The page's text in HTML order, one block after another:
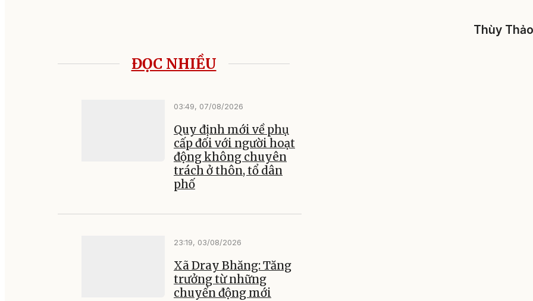
Thùy Thảo
ĐỌC NHIỀU
03:49, 07/08/2026
Quy định mới về phụ
cấp đối với người hoạt
động không chuyên
trách ở thôn, tổ dân
phố
23:19, 03/08/2026
Xã Dray Bhăng: Tăng
trưởng từ những
chuyển động mới